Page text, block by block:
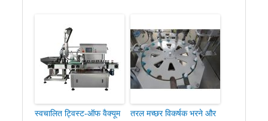
स्वचालित ट्विस्ट-ऑफ वैक्यूम
तरल मच्छर विकर्षक भरने और